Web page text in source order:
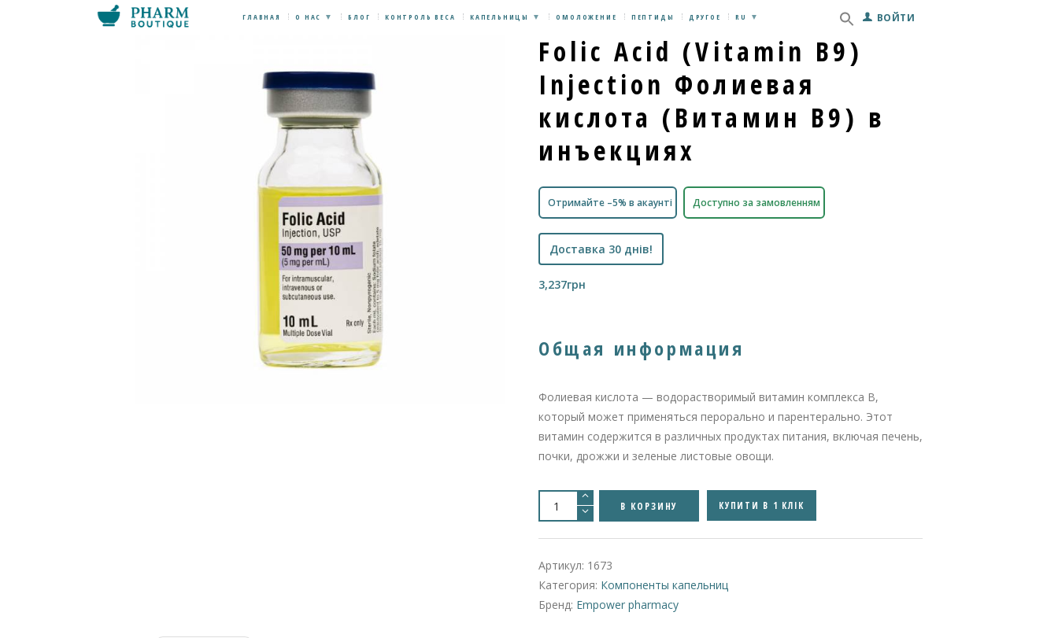
ГЛАВНАЯ О НАС БЛОГ КОНТРОЛЬ ВЕСА КАПЕЛЬНИЦЫ ОМОЛОЖЕНИЕ ПЕПТИДЫ ДРУГОЕ RU ВОЙТИ
Folic Acid (Vitamin B9)
Injection Фолиевая
кислота (Витамин B9) в
инъекциях
Отримайте –5% в акаунті Доступно за замовленням
Доставка 30 днів!
3,237грн
Общая информация
Фолиевая кислота — водорастворимый витамин комплекса В,
который может применяться перорально и парентерально. Этот
витамин содержится в различных продуктах питания, включая печень,
почки, дрожжи и зеленые листовые овощи.
Количество
товара
Folic
(Vitamin
Injection
Фолиевая
кислота
(Витамин
B9)
В КОРЗИНУ КУПИТИ В 1 КЛІК
Артикул: 1673
Категория: Компоненты капельниц
Бренд: Empower pharmacy